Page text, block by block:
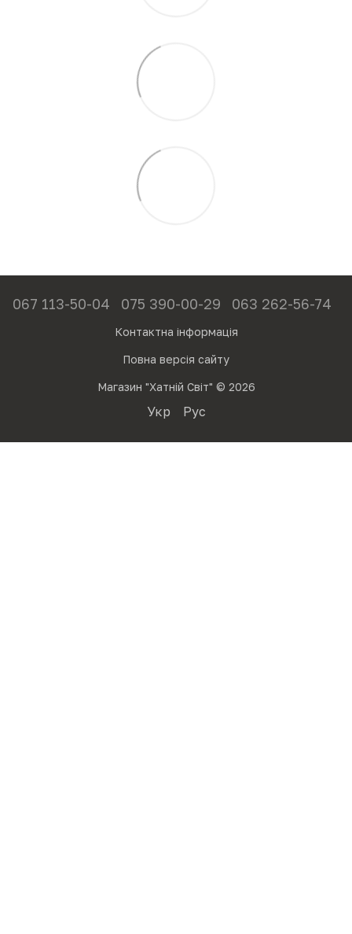
067 113-50-04 075 390-00-29 063 262-56-74
Контактна інформація
Повна версія сайту
Магазин "Хатній Світ" © 2026
Укр Рус